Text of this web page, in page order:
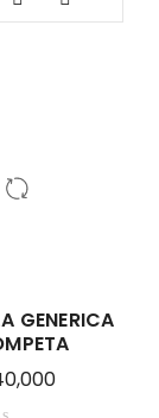
GENERICA